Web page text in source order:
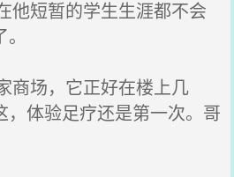
短暂的学生生涯都不会
场，它正好在楼上几
，体验足疗还是第一次。哥